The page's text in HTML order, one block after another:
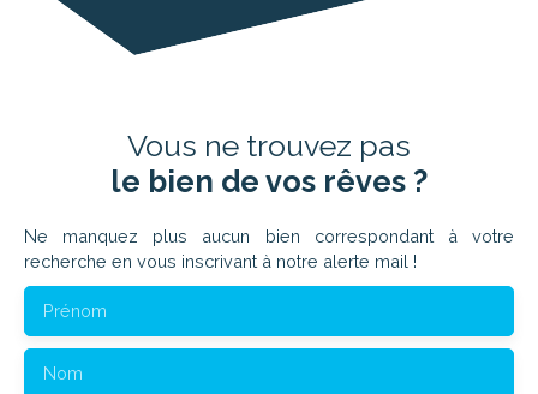
Vous ne trouvez pas
le bien de vos rêves ?
Ne manquez plus aucun bien correspondant à votre
recherche en vous inscrivant à notre alerte mail !
Prénom
Nom